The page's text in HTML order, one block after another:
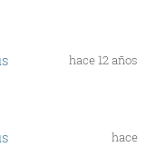
hace 12 años
hace